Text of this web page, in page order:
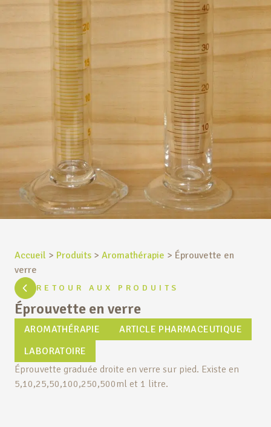
Accueil > Produits > Aromathérapie > Éprouvette en
verre
RETOUR AUX PRODUITS
Éprouvette en verre
AROMATHÉRAPIE
ARTICLE PHARMACEUTIQUE
LABORATOIRE
Éprouvette graduée droite en verre sur pied. Existe en
5,10,25,50,100,250,500ml et 1 litre.